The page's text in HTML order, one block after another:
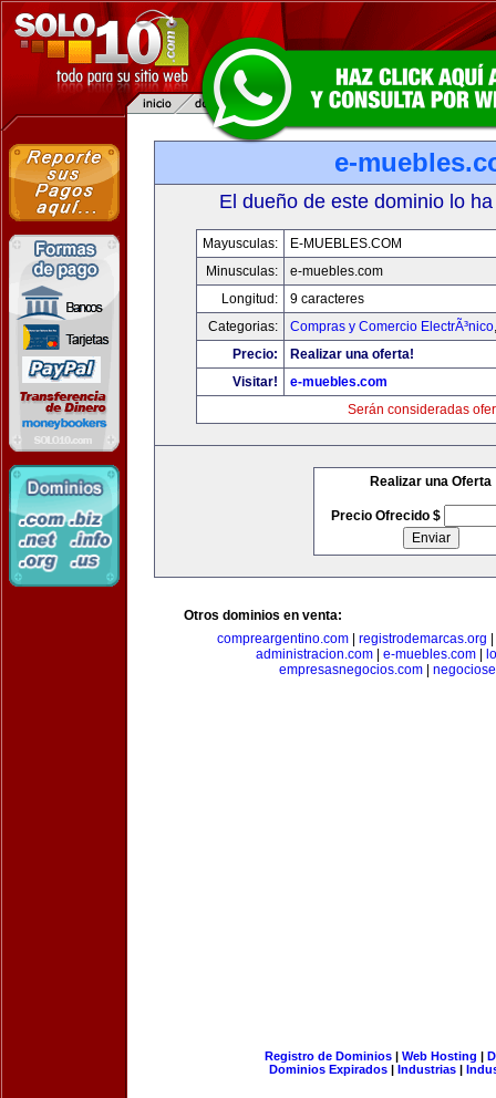
e-
El dueño de este dominio lo
Mayusculas:
E-MUEBLES.COM
Minusculas:
e-muebles.com
Longitud:
9 caracteres
Categorias:
Compras y Comercio ElectrÃ³nico
Precio:
Realizar una oferta!
Visitar!
e-muebles.com
Serán consideradas
Realizar una Oferta
Precio Ofrecido $
Otros dominios en venta:
compreargentino.com
registrodemarcas.org
administracion.com
e-muebles.com
empresasnegocios.com|
Registro de Dominios| Web Hosting |
Dominios Expirados | Industrias |